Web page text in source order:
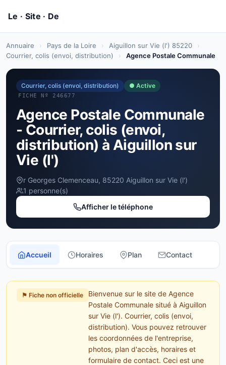
Annuaire › Pays de la Loire › Aiguillon sur Vie (l') 85220
›
Courrier, colis (envoi, distribution)
› Agence Postale Communale
Courrier, colis (envoi, distribution) ● Active
FICHE Nº 246677
Agence Postale Communale
- Courrier, colis (envoi,
distribution) à Aiguillon sur
Vie (l')
r Georges Clemenceau, 85220 Aiguillon sur Vie (l')
1 personne(s)
Afficher le téléphone
Accueil Horaires Plan Contact
⚑ Fiche non officielle
Bienvenue sur le site de Agence
Postale Communale situé à Aiguillon
sur Vie (l'). Courrier, colis (envoi,
distribution). Vous pouvez retrouver
les coordonnées de l'entreprise,
photos, plan d'accès, horaires et
formulaire de contact. Ceci est une